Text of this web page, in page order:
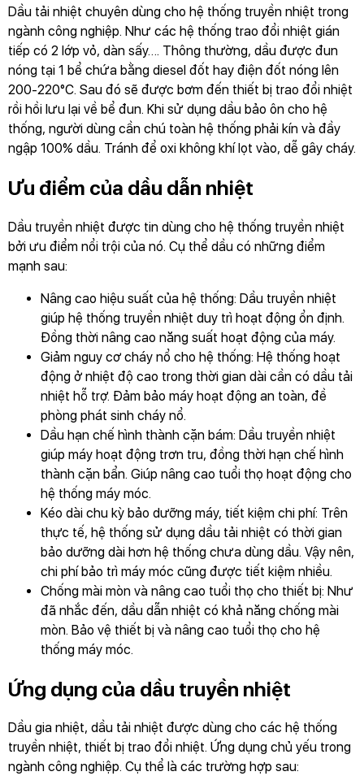
Dầu tải nhiệt chuyên dùng cho hệ thống truyền nhiệt trong
ngành công nghiệp. Như các hệ thống trao đổi nhiệt gián
tiếp có 2 lớp vỏ, dàn sấy…. Thông thường, dầu được đun
nóng tại 1 bể chứa bằng diesel đốt hay điện đốt nóng lên
200-220°C. Sau đó sẽ được bơm đến thiết bị trao đổi nhiệt
rồi hồi lưu lại về bể đun. Khi sử dụng dầu bảo ôn cho hệ
thống, người dùng cần chú toàn hệ thống phải kín và đầy
ngập 100% dầu. Tránh để oxi không khí lọt vào, dễ gây cháy.
Ưu điểm của dầu dẫn nhiệt
Dầu truyền nhiệt được tin dùng cho hệ thống truyền nhiệt
bởi ưu điểm nổi trội của nó. Cụ thể dầu có những điểm
mạnh sau:
Nâng cao hiệu suất của hệ thống: Dầu truyền nhiệt
giúp hệ thống truyền nhiệt duy trì hoạt động ổn định.
Đồng thời nâng cao năng suất hoạt động của máy.
Giảm nguy cơ cháy nổ cho hệ thống: Hệ thống hoạt
động ở nhiệt độ cao trong thời gian dài cần có dầu tải
nhiệt hỗ trợ. Đảm bảo máy hoạt động an toàn, đề
phòng phát sinh cháy nổ.
Dầu hạn chế hình thành cặn bám: Dầu truyền nhiệt
giúp máy hoạt động trơn tru, đồng thời hạn chế hình
thành cặn bẩn. Giúp nâng cao tuổi thọ hoạt động cho
hệ thống máy móc.
Kéo dài chu kỳ bảo dưỡng máy, tiết kiệm chi phí: Trên
thực tế, hệ thống sử dụng dầu tải nhiệt có thời gian
bảo dưỡng dài hơn hệ thống chưa dùng dầu. Vậy nên,
chi phí bảo trì máy móc cũng được tiết kiệm nhiều.
Chống mài mòn và nâng cao tuổi thọ cho thiết bị: Như
đã nhắc đến, dầu dẫn nhiệt có khả năng chống mài
mòn. Bảo vệ thiết bị và nâng cao tuổi thọ cho hệ
thống máy móc.
Ứng dụng của dầu truyền nhiệt
Dầu gia nhiệt, dầu tải nhiệt được dùng cho các hệ thống
truyền nhiệt, thiết bị trao đổi nhiệt. Ứng dụng chủ yếu trong
ngành công nghiệp. Cụ thể là các trường hợp sau: